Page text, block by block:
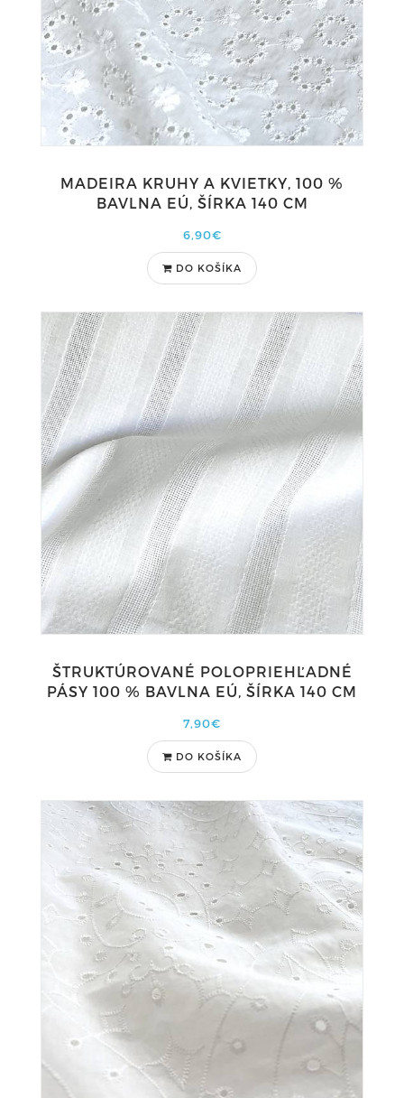
MADEIRA KRUHY A KVIETKY, 100 %
BAVLNA EÚ, ŠÍRKA 140 CM
6,90€
DO KOŠÍKA
ŠTRUKTÚROVANÉ POLOPRIEHĽADNÉ
PÁSY 100 % BAVLNA EÚ, ŠÍRKA 140 CM
7,90€
DO KOŠÍKA